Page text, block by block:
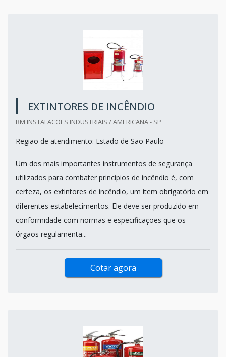
EXTINTORES DE INCÊNDIO
RM INSTALACOES INDUSTRIAIS / AMERICANA - SP
Região de atendimento: Estado de São Paulo
Um dos mais importantes instrumentos de segurança
utilizados para combater princípios de incêndio é, com
certeza, os extintores de incêndio, um item obrigatório em
diferentes estabelecimentos. Ele deve ser produzido em
conformidade com normas e especificações que os
órgãos regulamenta...
Cotar agora